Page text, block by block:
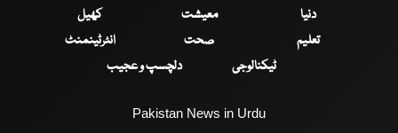
دنیا
معیشت
کھیل
تعلیم
صحت
انٹرٹینمنٹ
ٹیکنالوجی
دلچسپ و عجیب
Pakistan News in Urdu